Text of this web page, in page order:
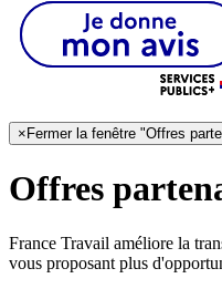
× Fermer la fenêtre "Offres
Offres
France Travail améliore la
vous proposant plus